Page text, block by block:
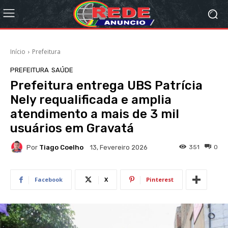
Início Prefeitura
PREFEITURA SAÚDE
Prefeitura entrega UBS Patrícia
Nely requalificada e amplia
atendimento a mais de 3 mil
usuários em Gravatá
Por Tiago Coelho 13, Fevereiro 2026 0
351
Facebook X Pinterest